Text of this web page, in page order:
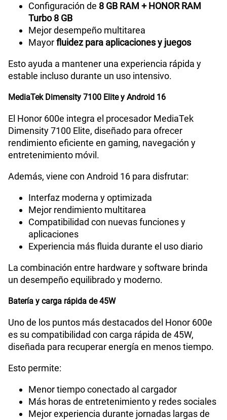
Configuración de 8 GB RAM + HONOR RAM
Turbo 8 GB
Mejor desempeño multitarea
Mayorfluidez para aplicaciones y juegos
Esto ayuda a mantener una experiencia rápida y
estable incluso durante un uso intensivo.
MediaTek Dimensity 7100 Elite y Android 16
El Honor 600e integra el procesador MediaTek
Dimensity 7100 Elite, diseñado para ofrecer
rendimiento eficiente en gaming, navegación y
entretenimiento móvil.
Además, viene con Android 16 para disfrutar:
Interfaz moderna y optimizada
Mejor rendimiento multitarea
Compatibilidad con nuevas funciones y
aplicaciones
Experiencia más fluida durante el uso diario
La combinación entre hardware y software brinda
un desempeño equilibrado y moderno.
Batería y carga rápida de 45W
Uno de los puntos más destacados del Honor 600e
es su compatibilidad con carga rápida de 45W,
diseñada para recuperar energía en menos tiempo.
Esto permite:
Menor tiempo conectado al cargador
Más horas de entretenimiento y redes sociales
Mejor experiencia durante jornadas largas de